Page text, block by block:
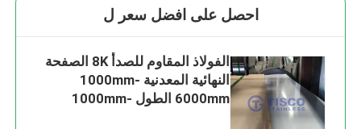
احصل على افضل سعر ل
الفولاذ المقاوم للصدأ 8K الصفحة
النهائية المعدنية 1000mm-
6000mm الطول 1000mm-